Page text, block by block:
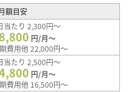
額目安
当たり 2,300円～
円/月～
費用他 22,000円～
当たり 2,500円～
円/月～
費用他 16,500円～